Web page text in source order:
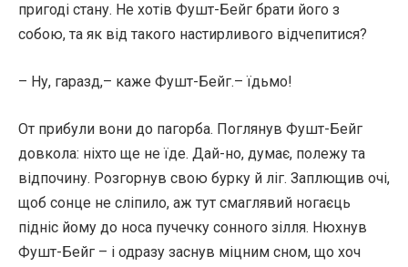
пригоді стану. Не хотів Фушт-Бейг брати його з
собою, та як від такого настирливого відчепитися?
– Ну, гаразд,– каже Фушт-Бейг.– їдьмо!
От прибули вони до пагорба. Поглянув Фушт-Бейг
довкола: ніхто ще не їде. Дай-но, думає, полежу та
відпочину. Розгорнув свою бурку й ліг. Заплющив очі,
щоб сонце не сліпило, аж тут смаглявий ногаєць
підніс йому до носа пучечку сонного зілля. Нюхнув
Фушт-Бейг – і одразу заснув міцним сном, що хоч